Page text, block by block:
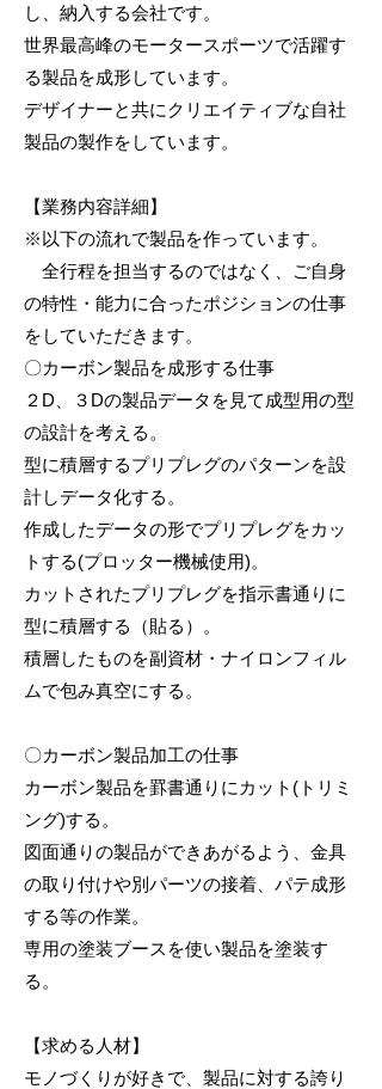
し、納入する会社です。
世界最高峰のモータースポーツで活躍す
る製品を成形しています。
デザイナーと共にクリエイティブな自社
製品の製作をしています。
【業務内容詳細】
※以下の流れで製品を作っています。
全行程を担当するのではなく、ご自身
の特性・能力に合ったポジションの仕事
をしていただきます。
〇カーボン製品を成形する仕事
２D、３Dの製品データを見て成型用の型
の設計を考える。
型に積層するプリプレグのパターンを設
計しデータ化する。
作成したデータの形でプリプレグをカッ
トする(プロッター機械使用)。
カットされたプリプレグを指示書通りに
型に積層する（貼る）。
積層したものを副資材・ナイロンフィル
ムで包み真空にする。
〇カーボン製品加工の仕事
カーボン製品を罫書通りにカット(トリミ
ング)する。
図面通りの製品ができあがるよう、金具
の取り付けや別パーツの接着、パテ成形
する等の作業。
専用の塗装ブースを使い製品を塗装す
る。
【求める人材】​
モノづくりが好きで、製品に対する誇り